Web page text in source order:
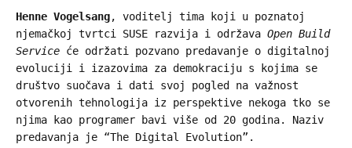
Henne Vogelsang, voditelj tima koji u poznatoj
njemačkoj tvrtci SUSE razvija i održava Open Build
Service će održati pozvano predavanje o digitalnoj
evoluciji i izazovima za demokraciju s kojima se
društvo suočava i dati svoj pogled na važnost
otvorenih tehnologija iz perspektive nekoga tko se
njima kao programer bavi više od 20 godina. Naziv
predavanja je “The Digital Evolution”.